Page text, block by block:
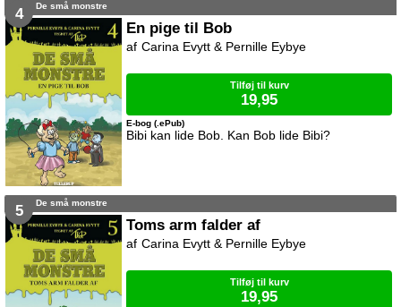
4 De små monstre
En pige til Bob
Bibi kan lide Bob. Kan Bob lide Bibi?
E-bog (.ePub)
Carina Evytt & Pernille Eybye
Tilføj til kurv
19,95
5 De små monstre
Toms arm falder af
Carina Evytt & Pernille Eybye
Tilføj til kurv
19,95